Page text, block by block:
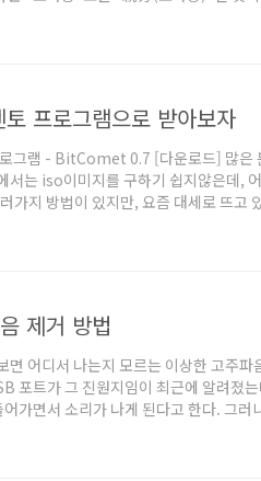
을 쓴다. "상처"라는 뜻의 "きず(키즈
프로그램으로 받아보자
그램 - BitComet 0.7 [다운로드] 많은
서는 iso이미지를 구하기 쉽지않은데,
가지 방법이 있지만, 요즘 대세로 뜨고
공유 프로그램이었던 당나귀를 몰아내
제거 방법
면 어디서 나는지 모르는 이상한 고주
포트가 그 진원지임이 최근에 알려졌
가면서 소리가 나게 된다고 한다. 그러
를 클릭한 다음, '범용 직렬 버스 컨트롤